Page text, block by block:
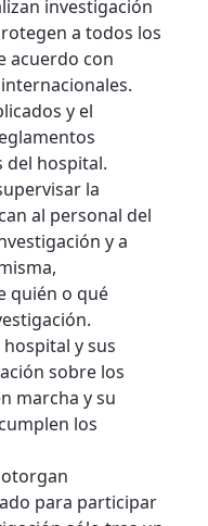
investigación
a todos los
acuerdo con
y el
del hospital.
la
al personal del
y a
quién o qué
y sus
sobre los
marcha y su
los
para participar